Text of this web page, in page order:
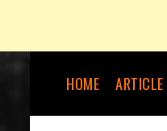
HOME